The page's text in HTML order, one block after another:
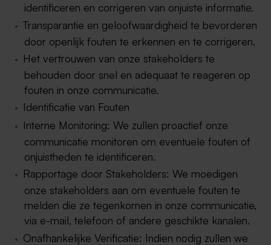
identificeren en corrigeren van onjuiste informatie.
Transparantie en geloofwaardigheid te bevorderen
door openlijk fouten te erkennen en te corrigeren.
Het vertrouwen van onze stakeholders te
behouden door snel en adequaat te reageren op
fouten in onze communicatie.
Identificatie van Fouten
Interne Monitoring: We zullen proactief onze
communicatie monitoren om eventuele fouten of
onjuistheden te identificeren.
Rapportage door Stakeholders: We moedigen
onze stakeholders aan om eventuele fouten te
melden die ze tegenkomen in onze communicatie,
via e-mail, telefoon of andere geschikte kanalen.
Onafhankelijke Verificatie: Indien nodig zullen we